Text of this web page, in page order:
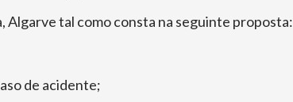
Algarve tal como consta na seguinte proposta:
de acidente;